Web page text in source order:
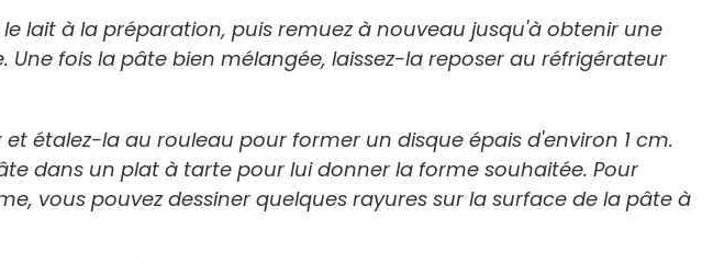
lait à la préparation, puis remuez à nouveau jusqu'à obtenir une
fois la pâte bien mélangée, laissez-la reposer au réfrigérateur
étalez-la au rouleau pour former un disque épais d'environ 1 cm.
dans un plat à tarte pour lui donner la forme souhaitée. Pour
vous pouvez dessiner quelques rayures sur la surface de la pâte à